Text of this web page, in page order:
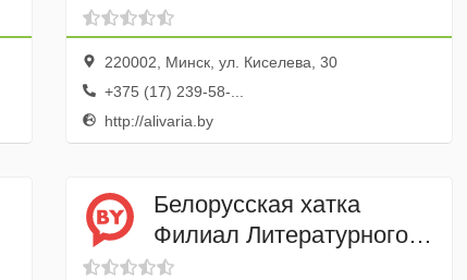
220002, Минск, ул. Киселева, 30
+375 (17) 239-58-...
http://alivaria.by
Белорусская хатка
Филиал Литературного
музея Максима